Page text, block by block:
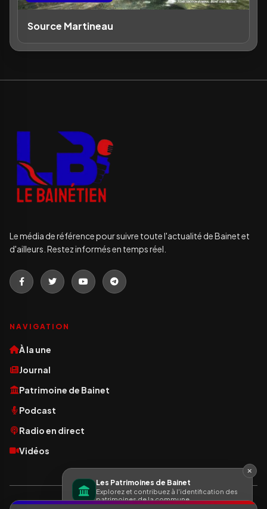
Source Martineau
Le média de référence pour suivre toute l'actualité de Bainet et
d'ailleurs. Restez informés en temps réel.
NAVIGATION
À la une
Journal
Patrimoine de Bainet
Podcast
Radio en direct
Vidéos
Les Patrimoines de Bainet
Explorez et contribuez à l'identification des
patrimoines de la commune.